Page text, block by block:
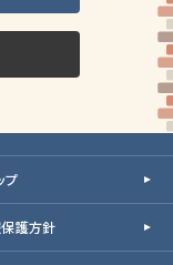
プ
護方針